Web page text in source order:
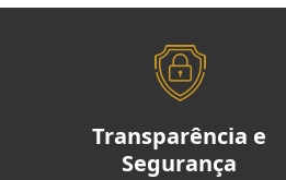
Transparência e
Segurança